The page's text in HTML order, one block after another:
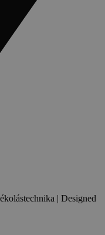
| Designed